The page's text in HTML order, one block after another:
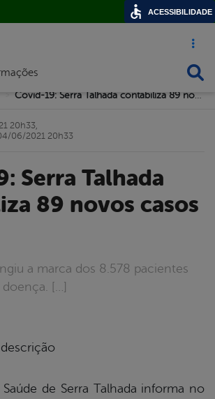
Acesso
de navegação
>
89 novos casos
[…]
20h33,
06/2021 20h33
de Serra Talhada informa no
ACESSIBILIDADE